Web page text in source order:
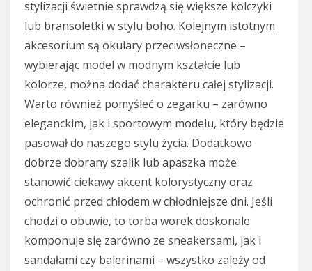
stylizacji świetnie sprawdzą się większe kolczyki
lub bransoletki w stylu boho. Kolejnym istotnym
akcesorium są okulary przeciwsłoneczne –
wybierając model w modnym kształcie lub
kolorze, można dodać charakteru całej stylizacji.
Warto również pomyśleć o zegarku – zarówno
eleganckim, jak i sportowym modelu, który będzie
pasował do naszego stylu życia. Dodatkowo
dobrze dobrany szalik lub apaszka może
stanowić ciekawy akcent kolorystyczny oraz
ochronić przed chłodem w chłodniejsze dni. Jeśli
chodzi o obuwie, to torba worek doskonale
komponuje się zarówno ze sneakersami, jak i
sandałami czy balerinami – wszystko zależy od